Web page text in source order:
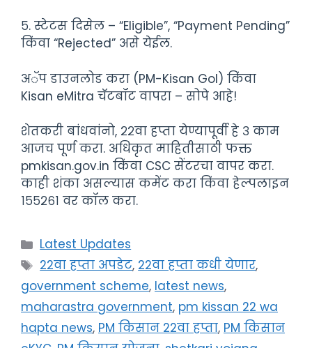
५. स्टेटस दिसेल – “Eligible”, “Payment Pending”
किंवा “Rejected” असे येईल.
अॅप डाउनलोड करा (PM-Kisan GoI) किंवा
Kisan eMitra चॅटबॉट वापरा – सोपे आहे!
शेतकरी बांधवांनो, २२वा हप्ता येण्यापूर्वी हे ३ काम
आजच पूर्ण करा. अधिकृत माहितीसाठी फक्त
pmkisan.gov.in किंवा CSC सेंटरचा वापर करा.
काही शंका असल्यास कमेंट करा किंवा हेल्पलाइन
१५५२६१ वर कॉल करा.
Categories
Latest Updates
Tags
22वा हप्ता अपडेट, 22वा हप्ता कधी येणार,
government scheme, latest news,
maharastra government, pm kissan 22 wa
hapta news, PM किसान 22वा हप्ता, PM किसान